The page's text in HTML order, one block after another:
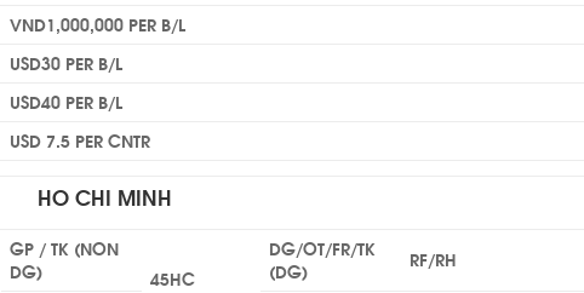
VND1,000,000 PER B/L
USD30 PER B/L
USD40 PER B/L
USD 7.5 PER CNTR
HO CHI MINH
GP / TK (NON
DG)
45HC
DG/OT/FR/TK
(DG)
RF/RH